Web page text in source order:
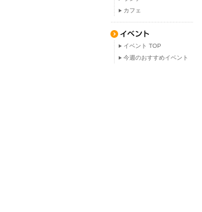
カフェ
イベント TOP
今週のおすすめイベント